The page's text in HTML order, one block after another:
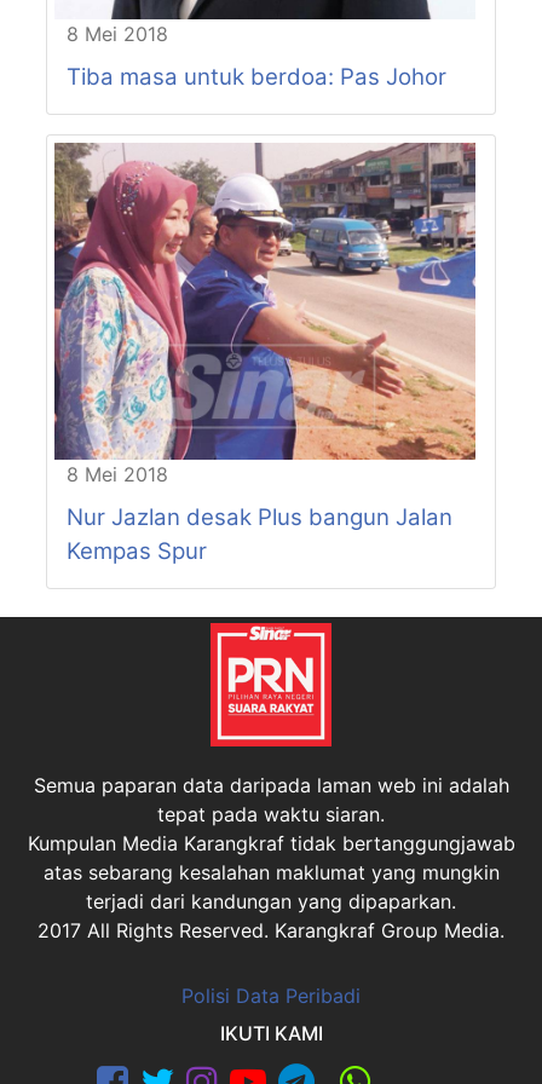
8 Mei 2018
Tiba masa untuk berdoa: Pas Johor
8 Mei 2018
Nur Jazlan desak Plus bangun Jalan
Kempas Spur
Semua paparan data daripada laman web ini adalah
tepat pada waktu siaran.
Kumpulan Media Karangkraf tidak bertanggungjawab
atas sebarang kesalahan maklumat yang mungkin
terjadi dari kandungan yang dipaparkan.
2017 All Rights Reserved. Karangkraf Group Media.
Polisi Data Peribadi
IKUTI KAMI